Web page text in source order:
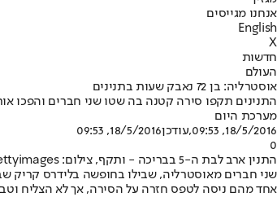
אנחנו מגייסים
English
X
חדשות
העולם
אוסטרליה: בן 72 נאבק שעות בתנינים
התנינים תקפו סירה קטנה בה שטו שני חברים והפכו אותה •
מערכת היום
18/5/2016, 09:53
,עודכן18/5/2016, 09:53
0
התנין ארב לבת ה-5 בבריכה - ותקף, צילום: Gettyimages
שני חברים מאוסטרליה, שבילו בחופשה בלידרס קריק